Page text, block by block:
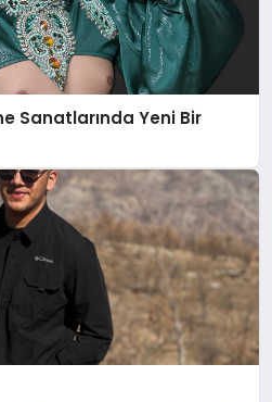
Sanatlarında Yeni Bir